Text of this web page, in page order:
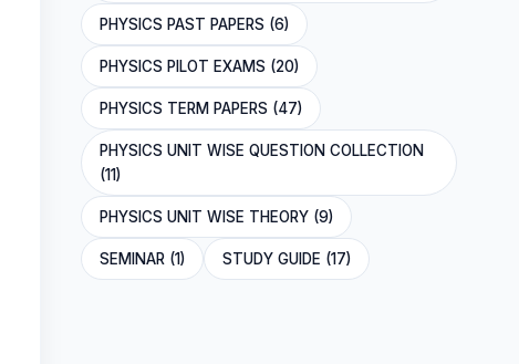
PHYSICS PAST PAPERS (6)
PHYSICS PILOT EXAMS (20)
PHYSICS TERM PAPERS (47)
PHYSICS UNIT WISE QUESTION COLLECTION
(11)
PHYSICS UNIT WISE THEORY (9)
SEMINAR (1) STUDY GUIDE (17)